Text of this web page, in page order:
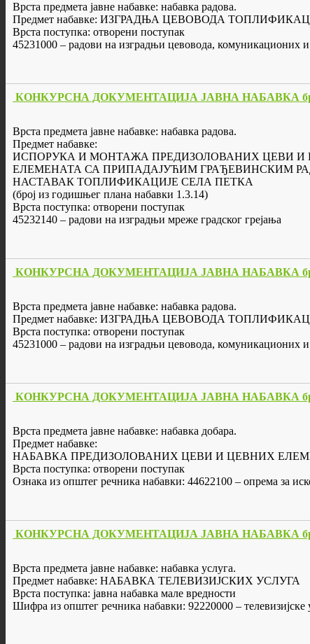
Врста предмета јавне набавке: набавка радова.
Предмет набавке: ИЗГРАДЊА ЦЕВОВОДА
Врста поступка: отворени поступак
45231000 – радови на изградњи цевовода, комуникационих и
КОНКУРСНА ДОКУМЕНТАЦИЈА ЈАВНА НАБАВКА бр.
Врста предмета јавне набавке: набавка радова.
Предмет набавке:
ИСПОРУКА И МОНТАЖА ПРЕДИЗОЛОВАНИХ ЦЕВИ И
ЕЛЕМЕНАТА СА ПРИПАДАЈУЋИМ ГРАЂЕВИНСКИМ
НАСТАВАК ТОПЛИФИКАЦИЈЕ СЕЛА ПЕТКА
(број из годишњег плана набавки 1.3.14)
Врста поступка: отворени поступак
45232140 – радови на изградњи мреже градског грејања
КОНКУРСНА ДОКУМЕНТАЦИЈА ЈАВНА НАБАВКА бр.
Врста предмета јавне набавке: набавка радова.
Предмет набавке: ИЗГРАДЊА ЦЕВОВОДА
Врста поступка: отворени поступак
45231000 – радови на изградњи цевовода, комуникационих и
КОНКУРСНА ДОКУМЕНТАЦИЈА ЈАВНА НАБАВКА бр.
Врста предмета јавне набавке: набавка добарa.
Предмет набавке:
НАБАВКА ПРЕДИЗОЛОВАНИХ ЦЕВИ И ЦЕВНИХ
Врста поступка: отворени поступак
Ознака из општег речника набавки: 44622100 – опрема за
КОНКУРСНА ДОКУМЕНТАЦИЈА ЈАВНА НАБАВКА бр.
Врста предмета јавне набавке: набавка услуга.
Предмет набавке: НАБАВКА ТЕЛЕВИЗИЈСКИХ УСЛУГА
Врста поступка: јавна набавка мале вредности
Шифра из општег речника набавки: 92220000 – телевизијске